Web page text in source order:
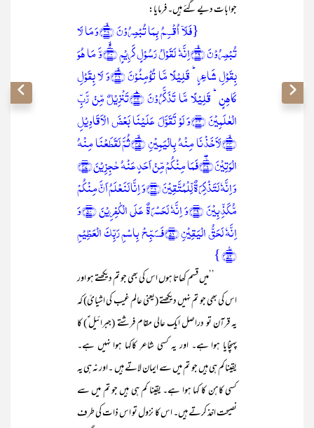
جوابات دیے گئے ہیں۔ فرمایا:
{فَلَاۤ اُقۡسِمُ بِمَا تُبۡصِرُوۡنَ ﴿ۙ۳۸﴾وَ مَا لَا
تُبۡصِرُوۡنَ ﴿ۙ۳۹﴾اِنَّہٗ لَقَوۡلُ رَسُوۡلٍ کَرِیۡمٍ ﴿ۚۙ۴۰﴾وَّ مَا ہُوَ
بِقَوۡلِ شَاعِرٍ ؕ قَلِیۡلًا مَّا تُؤۡمِنُوۡنَ ﴿ۙ۴۱﴾وَ لَا بِقَوۡلِ
کَاہِنٍ ؕ قَلِیۡلًا مَّا تَذَکَّرُوۡنَ ﴿ؕ۴۲﴾تَنۡزِیۡلٌ مِّنۡ رَّبِّ
الۡعٰلَمِیۡنَ ﴿۴۳﴾وَ لَوۡ تَقَوَّلَ عَلَیۡنَا بَعۡضَ الۡاَقَاوِیۡلِ
﴿ۙ۴۴﴾لَاَخَذۡنَا مِنۡہُ بِالۡیَمِیۡنِ ﴿ۙ۴۵﴾ثُمَّ لَقَطَعۡنَا مِنۡہُ
الۡوَتِیۡنَ ﴿۫ۖ۴۶﴾فَمَا مِنۡکُمۡ مِّنۡ اَحَدٍ عَنۡہُ حٰجِزِیۡنَ ﴿۴۷﴾
وَ اِنَّہٗ لَتَذۡکِرَۃٌ لِّلۡمُتَّقِیۡنَ ﴿۴۸﴾وَ اِنَّا لَنَعۡلَمُ اَنَّ مِنۡکُمۡ
مُّکَذِّبِیۡنَ ﴿۴۹﴾وَ اِنَّہٗ لَحَسۡرَۃٌ عَلَی الۡکٰفِرِیۡنَ ﴿۵۰﴾وَ
اِنَّہٗ لَحَقُّ الۡیَقِیۡنِ ﴿۵۱﴾فَسَبِّحۡ بِاسۡمِ رَبِّکَ الۡعَظِیۡمِ
﴿٪۵۲﴾ }
’’میں قسم کھاتا ہوں اس کی بھی جو تم دیکھتے ہو اور
اس کی بھی جو تم نہیں دیکھتے (یعنی عالم غیب کی اشیائ) کہ
یہ قرآن تو دراصل ایک عالی مقام فرشتے (جبرائیل ؑ) کا
پہنچایا ہوا ہے۔ اور یہ کسی شاعر کاکہا ہوا نہیں ہے۔
یقیناکم ہی ہیں جو تم میں سے ایمان لاتے ہیں ۔اور نہ ہی یہ
کسی کاہن کا کہا ہوا ہے۔ یقینا کم ہی ہیں جو تم میں سے
نصیحت اخذ کرتے ہیں۔ اس کا نزول تو اس ذات کی طرف